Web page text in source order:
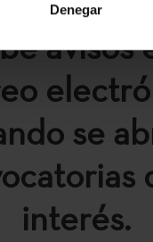
Denegar
avisos
se
interés.